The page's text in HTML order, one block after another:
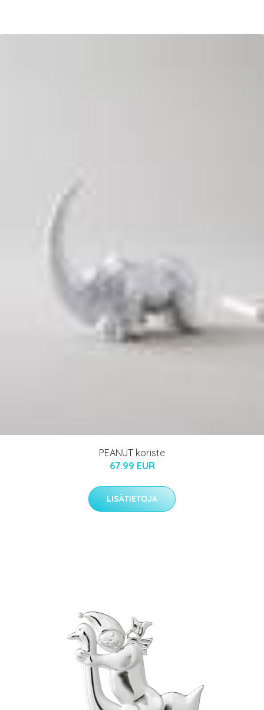
PEANUT koriste
67.99 EUR
LISÄTIETOJA